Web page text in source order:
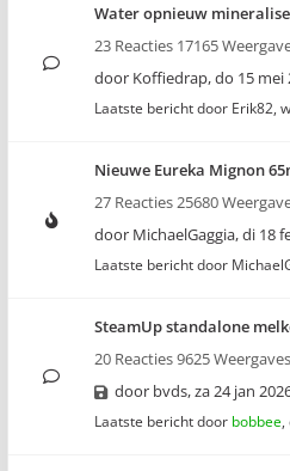
Water opnieuw
23 Reacties 17165
door Koffiedrap,do 15 mei
Laatste bericht door Erik82,
Nieuwe Eureka Mignon
27 Reacties 25680
door MichaelGaggia,di 18
Laatste bericht door
SteamUp standalone
20 Reacties 9625 Weergaves
door bvds,za 24 jan
Laatste bericht door bobbee,